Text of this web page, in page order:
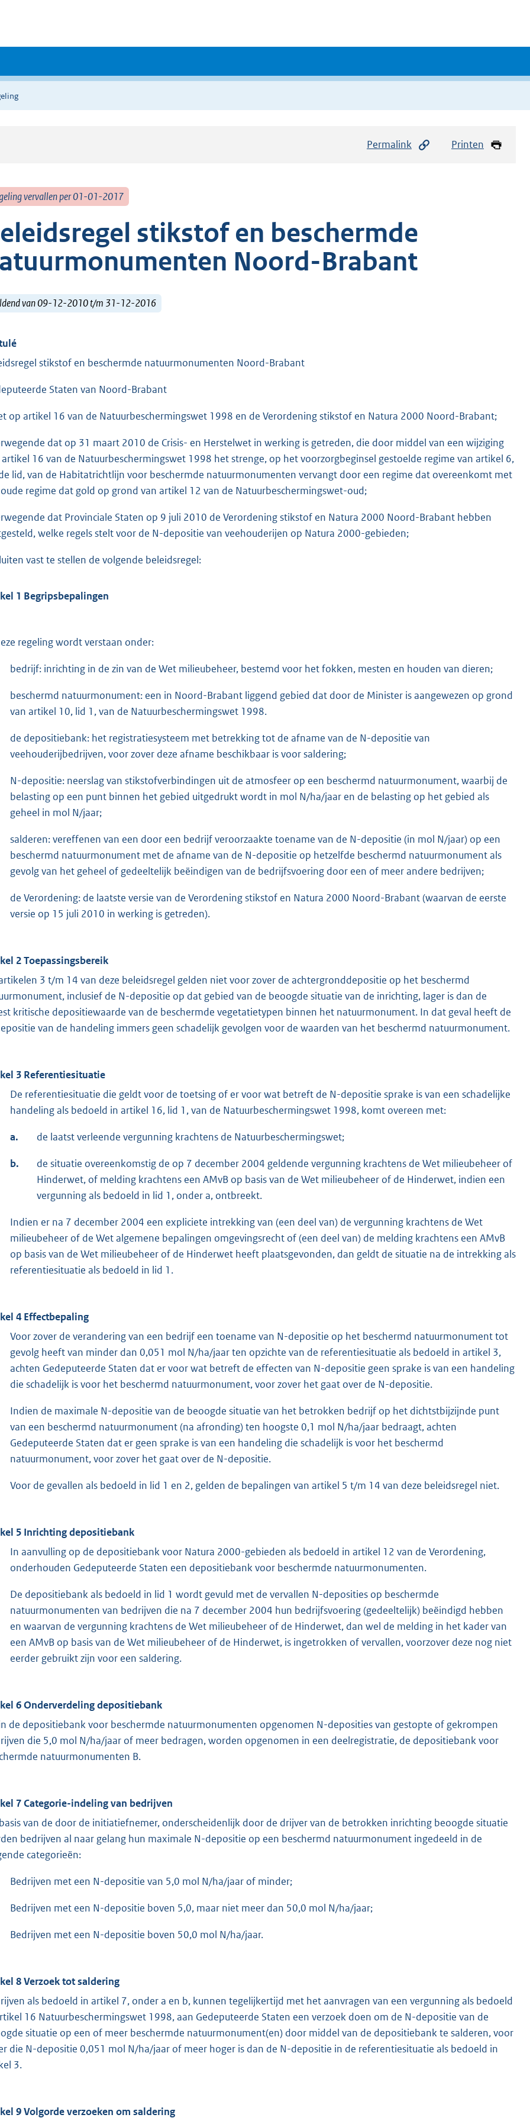
Permalink Printen
vervallen per 01-01-2017
stikstof en beschermde
Noord-Brabant
van 09-12-2010 t/m 31-12-2016
stikstof en beschermde natuurmonumenten Noord-Brabant
Staten van Noord-Brabant
op artikel 16 van de Natuurbeschermingswet 1998 en de Verordening stikstof en Natura 2000 Noord-Brabant;
dat op 31 maart 2010 de Crisis- en Herstelwet in werking is getreden, die door middel van een wijziging
16 van de Natuurbeschermingswet 1998 het strenge, op het voorzorgbeginsel gestoelde regime van artikel 6,
lid, van de Habitatrichtlijn voor beschermde natuurmonumenten vervangt door een regime dat overeenkomt met
regime dat gold op grond van artikel 12 van de Natuurbeschermingswet-oud;
dat Provinciale Staten op 9 juli 2010 de Verordening stikstof en Natura 2000 Noord-Brabant hebben
welke regels stelt voor de N-depositie van veehouderijen op Natura 2000-gebieden;
vast te stellen de volgende beleidsregel:
1 Begripsbepalingen
regeling wordt verstaan onder:
bedrijf: inrichting in de zin van de Wet milieubeheer, bestemd voor het fokken, mesten en houden van dieren;
beschermd natuurmonument: een in Noord-Brabant liggend gebied dat door de Minister is aangewezen op grond
van artikel 10, lid 1, van de Natuurbeschermingswet 1998.
de depositiebank: het registratiesysteem met betrekking tot de afname van de N-depositie van
veehouderijbedrijven, voor zover deze afname beschikbaar is voor saldering;
N-depositie: neerslag van stikstofverbindingen uit de atmosfeer op een beschermd natuurmonument, waarbij de
belasting op een punt binnen het gebied uitgedrukt wordt in mol N/ha/jaar en de belasting op het gebied als
geheel in mol N/jaar;
salderen: vereffenen van een door een bedrijf veroorzaakte toename van de N-depositie (in mol N/jaar) op een
beschermd natuurmonument met de afname van de N-depositie op hetzelfde beschermd natuurmonument als
gevolg van het geheel of gedeeltelijk beëindigen van de bedrijfsvoering door een of meer andere bedrijven;
de Verordening: de laatste versie van de Verordening stikstof en Natura 2000 Noord-Brabant (waarvan de eerste
versie op 15 juli 2010 in werking is getreden).
2 Toepassingsbereik
3 t/m 14 van deze beleidsregel gelden niet voor zover de achtergronddepositie op het beschermd
inclusief de N-depositie op dat gebied van de beoogde situatie van de inrichting, lager is dan de
kritische depositiewaarde van de beschermde vegetatietypen binnen het natuurmonument. In dat geval heeft de
van de handeling immers geen schadelijk gevolgen voor de waarden van het beschermd natuurmonument.
3 Referentiesituatie
De referentiesituatie die geldt voor de toetsing of er voor wat betreft de N-depositie sprake is van een schadelijke
handeling als bedoeld in artikel 16, lid 1, van de Natuurbeschermingswet 1998, komt overeen met:
a. de laatst verleende vergunning krachtens de Natuurbeschermingswet;
b.
de situatie overeenkomstig de op 7 december 2004 geldende vergunning krachtens de Wet milieubeheer of
Hinderwet, of melding krachtens een AMvB op basis van de Wet milieubeheer of de Hinderwet, indien een
vergunning als bedoeld in lid 1, onder a, ontbreekt.
Indien er na 7 december 2004 een expliciete intrekking van (een deel van) de vergunning krachtens de Wet
milieubeheer of de Wet algemene bepalingen omgevingsrecht of (een deel van) de melding krachtens een AMvB
op basis van de Wet milieubeheer of de Hinderwet heeft plaatsgevonden, dan geldt de situatie na de intrekking als
referentiesituatie als bedoeld in lid 1.
4 Effectbepaling
Voor zover de verandering van een bedrijf een toename van N-depositie op het beschermd natuurmonument tot
gevolg heeft van minder dan 0,051 mol N/ha/jaar ten opzichte van de referentiesituatie als bedoeld in artikel 3,
achten Gedeputeerde Staten dat er voor wat betreft de effecten van N-depositie geen sprake is van een handeling
die schadelijk is voor het beschermd natuurmonument, voor zover het gaat over de N-depositie.
Indien de maximale N-depositie van de beoogde situatie van het betrokken bedrijf op het dichtstbijzijnde punt
van een beschermd natuurmonument (na afronding) ten hoogste 0,1 mol N/ha/jaar bedraagt, achten
Gedeputeerde Staten dat er geen sprake is van een handeling die schadelijk is voor het beschermd
natuurmonument, voor zover het gaat over de N-depositie.
Voor de gevallen als bedoeld in lid 1 en 2, gelden de bepalingen van artikel 5 t/m 14 van deze beleidsregel niet.
5 Inrichting depositiebank
In aanvulling op de depositiebank voor Natura 2000-gebieden als bedoeld in artikel 12 van de Verordening,
onderhouden Gedeputeerde Staten een depositiebank voor beschermde natuurmonumenten.
De depositiebank als bedoeld in lid 1 wordt gevuld met de vervallen N-deposities op beschermde
natuurmonumenten van bedrijven die na 7 december 2004 hun bedrijfsvoering (gedeeltelijk) beëindigd hebben
en waarvan de vergunning krachtens de Wet milieubeheer of de Hinderwet, dan wel de melding in het kader van
een AMvB op basis van de Wet milieubeheer of de Hinderwet, is ingetrokken of vervallen, voorzover deze nog niet
eerder gebruikt zijn voor een saldering.
6 Onderverdeling depositiebank
de depositiebank voor beschermde natuurmonumenten opgenomen N-deposities van gestopte of gekrompen
die 5,0 mol N/ha/jaar of meer bedragen, worden opgenomen in een deelregistratie, de depositiebank voor
natuurmonumenten B.
7 Categorie-indeling van bedrijven
van de door de initiatiefnemer, onderscheidenlijk door de drijver van de betrokken inrichting beoogde situatie
bedrijven al naar gelang hun maximale N-depositie op een beschermd natuurmonument ingedeeld in de
categorieën:
Bedrijven met een N-depositie van 5,0 mol N/ha/jaar of minder;
Bedrijven met een N-depositie boven 5,0, maar niet meer dan 50,0 mol N/ha/jaar;
Bedrijven met een N-depositie boven 50,0 mol N/ha/jaar.
8 Verzoek tot saldering
als bedoeld in artikel 7, onder a en b, kunnen tegelijkertijd met het aanvragen van een vergunning als bedoeld
16 Natuurbeschermingswet 1998, aan Gedeputeerde Staten een verzoek doen om de N-depositie van de
situatie op een of meer beschermde natuurmonument(en) door middel van de depositiebank te salderen, voor
die N-depositie 0,051 mol N/ha/jaar of meer hoger is dan de N-depositie in de referentiesituatie als bedoeld in
3.
9 Volgorde verzoeken om saldering